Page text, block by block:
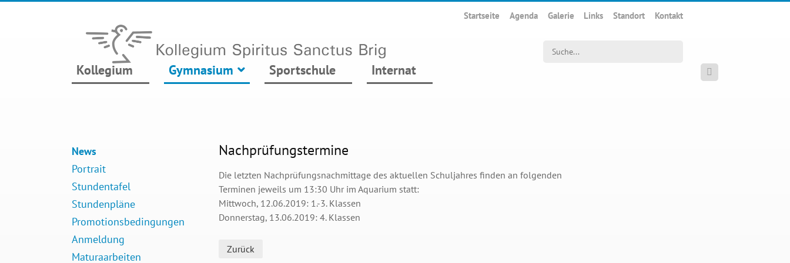
Startseite Agenda Galerie Links Standort Kontakt
Kollegium Gymnasium Sportschule Internat 
News
Portrait
Stundentafel
Stundenpläne
Promotionsbedingungen
Anmeldung
Maturaarbeiten
Nachprüfungstermine
Die letzten Nachprüfungsnachmittage des aktuellen Schuljahres finden an folgenden
Terminen jeweils um 13:30 Uhr im Aquarium statt:
Mittwoch, 12.06.2019: 1.-3. Klassen
Donnerstag, 13.06.2019: 4. Klassen
Zurück